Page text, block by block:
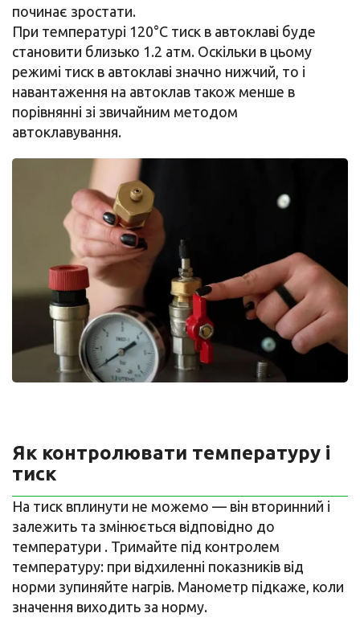
починає зростати.
При температурі 120°C тиск в автоклаві буде
становити близько 1.2 атм. Оскільки в цьому
режимі тиск в автоклаві значно нижчий, то і
навантаження на автоклав також менше в
порівнянні зі звичайним методом
автоклавування.
Як контролювати температуру і
тиск
На тиск вплинути не можемо — він вторинний і
залежить та змінюється відповідно до
температури . Тримайте під контролем
температуру: при відхиленні показників від
норми зупиняйте нагрів. Манометр підкаже, коли
значення виходить за норму.